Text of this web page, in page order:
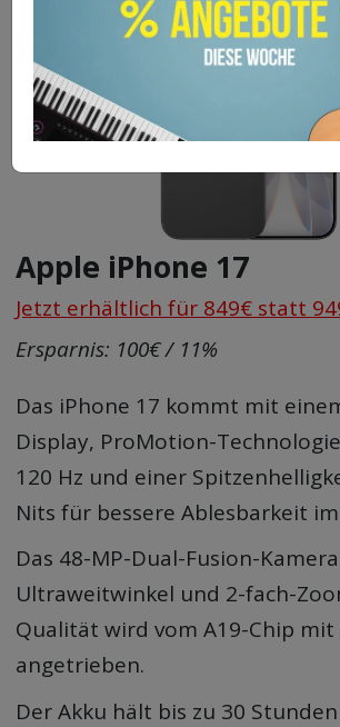
Apple iPhone 17
Jetzt erhältlich für 849€ statt
Ersparnis: 100€ / 11%
Das iPhone 17 kommt mit
Display, ProMotion-
120 Hz und einer
Nits für bessere Ablesbarkeit
Das 48-MP-Dual-Fusion-
Ultraweitwinkel und 2-fach-
Qualität wird vom A19-Chip mit
angetrieben.
Der Akku hält bis zu 30 Stunden